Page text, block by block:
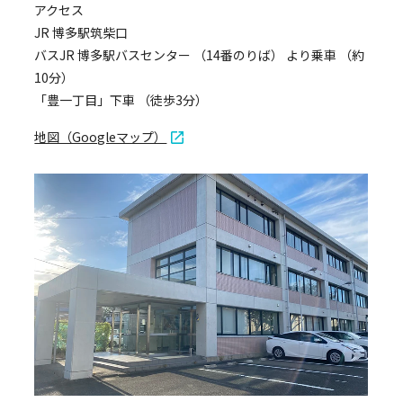
アクセス
JR 博多駅筑柴口
バスJR 博多駅バスセンター （14番のりば） より乗車 （約
10分）
「豊一丁目」下車 （徒歩3分）
地図（Googleマップ）